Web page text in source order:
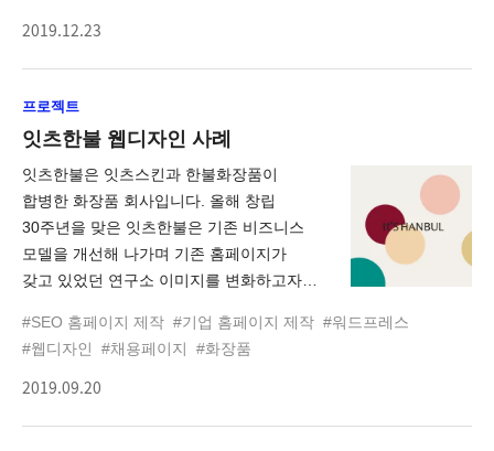
남들과 다른 나만의 향을 찾는 소비자들을
욕실에서 느끼는 필보이드의 풍성한 발향과
잔향이 오랫동안 피부에 머무르며,
웹 사이트에서 경험할 수 있는 콘셉트로
제작했습니다. 2020 Red Dot Design
Award / Brands & Communication /
WINNER 수상!
2019.12.23
프로젝트
잇츠한불 웹디자인 사례
잇츠한불은 잇츠스킨과 한불화장품이
합병한 화장품 회사입니다. 올해 창립
30주년을 맞은 잇츠한불은 기존 비즈니스
모델을 개선해 나가며 기존 홈페이지가
갖고 있었던 연구소 이미지를 변화하고자
홈페이지에서는 잇츠한불의 다양한
이미지를 보여줄 수 있도록 구축했습니다.
잇츠한불 대표홈페이지는 웹어워드코리아
#SEO 홈페이지 제작 #기업 홈페이지 제작 #워드프레스
#웹디자인
#채용페이지 #화장품
2019.09.20